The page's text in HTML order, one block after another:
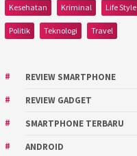
Kesehatan Kriminal Life Style
Politik Teknologi Travel
REVIEW SMARTPHONE
REVIEW GADGET
SMARTPHONE TERBARU
ANDROID